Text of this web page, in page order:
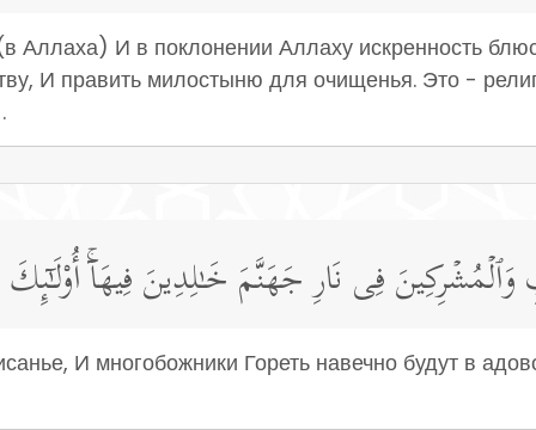
Аллаха) И в поклонении Аллаху искренность
И править милостыню для очищенья. Это -
فِی نَارِ جَهَنَّمَ خَـٰلِدِینَ فِیهَاۤۚ أُو۟لَـٰۤىِٕكَ
И многобожники Гореть навечно будут в